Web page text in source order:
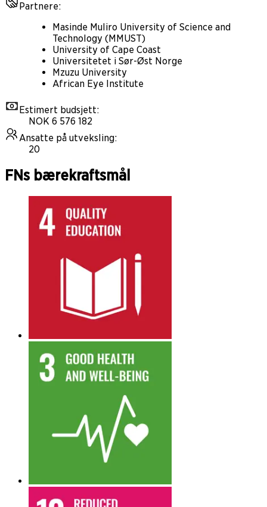
Partnere:
Masinde Muliro University of Science and
Technology (MMUST)
University of Cape Coast
Universitetet i Sør-Øst Norge
Mzuzu University
African Eye Institute
Estimert budsjett:
NOK 6 576 182
Ansatte på utveksling:
20
FNs bærekraftsmål